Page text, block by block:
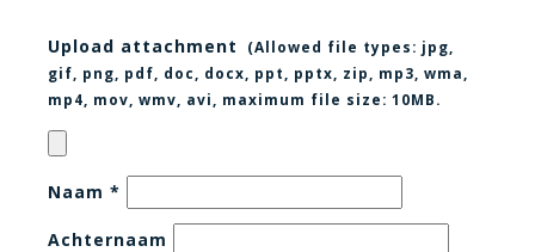
Upload attachment (Allowed file types: jpg,
gif, png, pdf, doc, docx, ppt, pptx, zip, mp3, wma,
mp4, mov, wmv, avi
, maximum file size: 10MB.
Naam *
Achternaam